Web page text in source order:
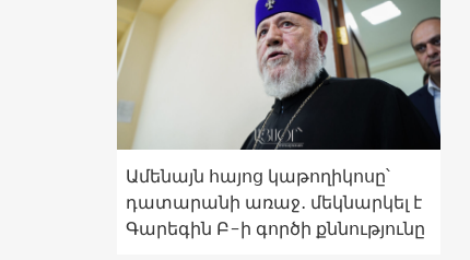
Ամենայն հայոց կաթողիկոսը՝
դատարանի առաջ․ մեկնարկել է
Գարեգին Բ-ի գործի քննությունը